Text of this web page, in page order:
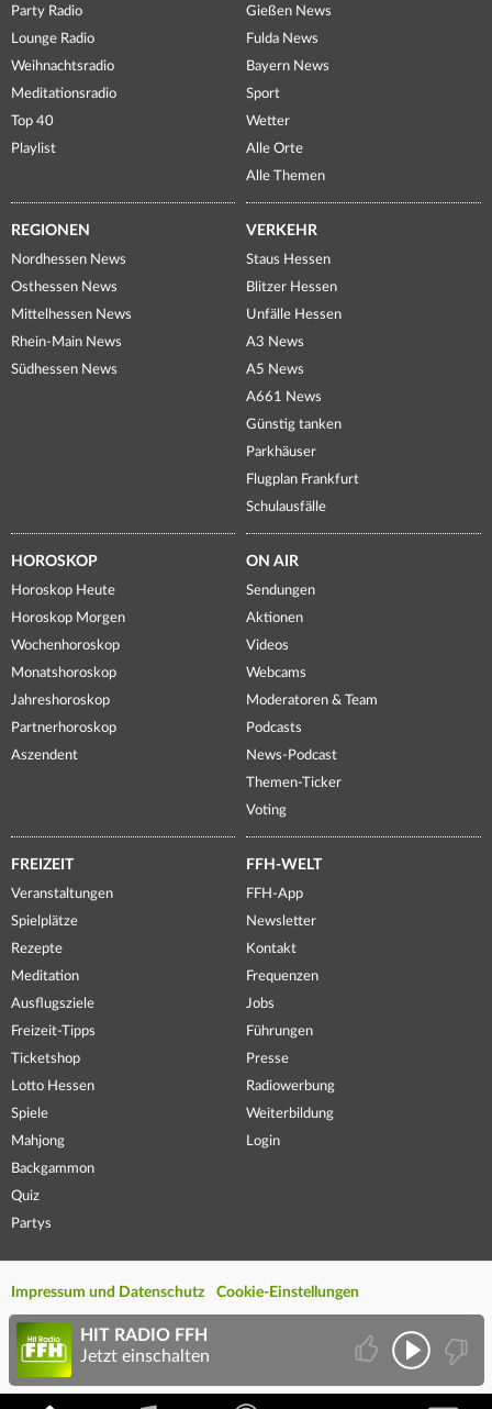
Party Radio
Lounge Radio
Weihnachtsradio
Meditationsradio
Top 40
Playlist
Gießen News
Fulda News
Bayern News
Sport
Wetter
Alle Orte
Alle Themen
REGIONEN
Nordhessen News
Osthessen News
Mittelhessen News
Rhein-Main News
Südhessen News
VERKEHR
Staus Hessen
Blitzer Hessen
Unfälle Hessen
A3 News
A5 News
A661 News
Günstig tanken
Parkhäuser
Flugplan Frankfurt
Schulausfälle
HOROSKOP
Horoskop Heute
Horoskop Morgen
Wochenhoroskop
Monatshoroskop
Jahreshoroskop
Partnerhoroskop
Aszendent
ON AIR
Sendungen
Aktionen
Videos
Webcams
Moderatoren & Team
Podcasts
News-Podcast
Themen-Ticker
Voting
FREIZEIT
Veranstaltungen
Spielplätze
Rezepte
Meditation
Ausflugsziele
Freizeit-Tipps
Ticketshop
Lotto Hessen
Spiele
Mahjong
Backgammon
Quiz
Partys
FFH-WELT
FFH-App
Newsletter
Kontakt
Frequenzen
Jobs
Führungen
Presse
Radiowerbung
Weiterbildung
Login
Impressum und Datenschutz Cookie-Einstellungen
HIT RADIO FFH
Jetzt einschalten